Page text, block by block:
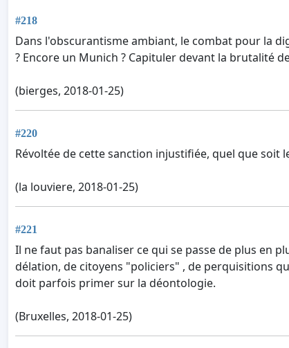
#218
Dans l'obscurantisme ambiant, le combat pour la
? Encore un Munich ? Capituler devant la brutalité
(bierges, 2018-01-25)
#220
Révoltée de cette sanction injustifiée, quel que soit
(la louviere, 2018-01-25)
#221
Il ne faut pas banaliser ce qui se passe de plus en
délation, de citoyens "policiers" , de perquisitions
doit parfois primer sur la déontologie.
(Bruxelles, 2018-01-25)